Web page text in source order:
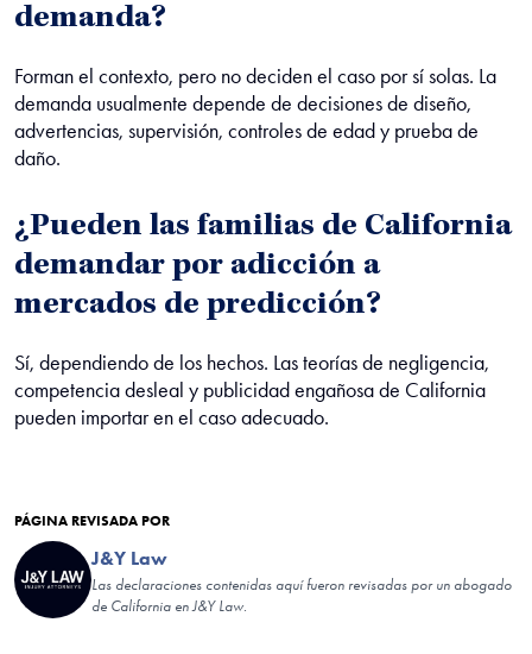
demanda?
Forman el contexto, pero no deciden el caso por sí solas. La
demanda usualmente depende de decisiones de diseño,
advertencias, supervisión, controles de edad y prueba de
daño.
¿Pueden las familias de California
demandar por adicción a
mercados de predicción?
Sí, dependiendo de los hechos. Las teorías de negligencia,
competencia desleal y publicidad engañosa de California
pueden importar en el caso adecuado.
PÁGINA REVISADA POR
J&Y Law
Las declaraciones contenidas aquí fueron revisadas por un abogado
de California en J&Y Law.